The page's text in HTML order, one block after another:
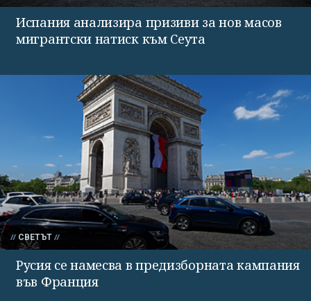
Испания анализира призиви за нов масов
мигрантски натиск към Сеута
СВЕТЪТ
Русия се намесва в предизборната кампания
във Франция